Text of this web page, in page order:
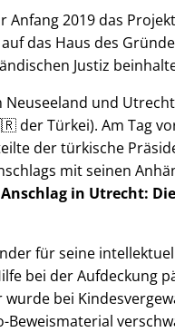
Anfang 2019 das
das Haus des
Justiz
und
der Türkei). Am Tag
der türkische
mit seinen
Anschlag in Utrecht:
für seine
bei der Aufdeckung
bei
Beweismaterial